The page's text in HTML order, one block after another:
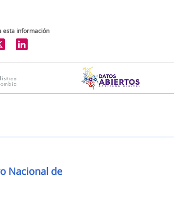
esta información
LinkedIn
Nacional de